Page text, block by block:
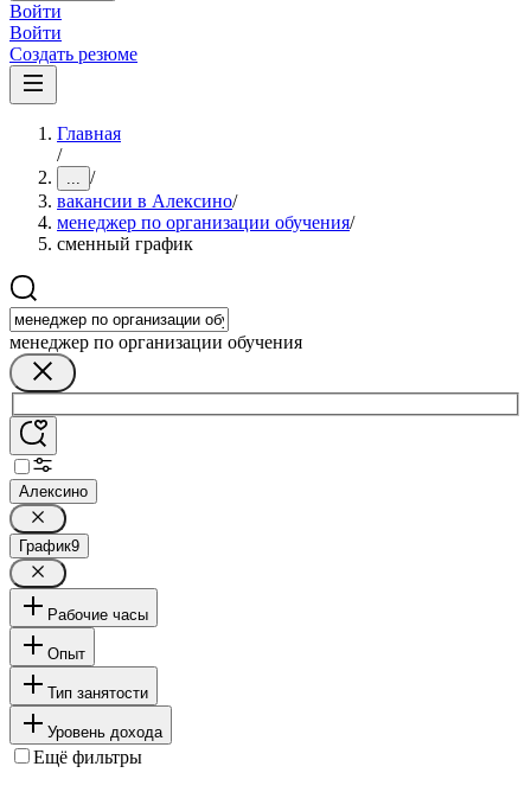
Войти
Войти
Создать резюме
Главная
/
... /
вакансии в Алексино/
менеджер по организации обучения/
сменный график
менеджер по организации обучения
Алексино
График9
Рабочие часы
Опыт
Тип занятости
Уровень дохода
Ещё фильтры